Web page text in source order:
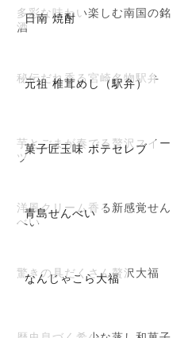
日南 焼酎
多彩な味わい楽しむ南国の銘
酒
元祖 椎茸めし（駅弁）
秘伝だれ香る宮崎名物駅弁
菓子匠玉味 ポテセレブ
芋とごまが奏でる贅沢スイー
ツ
青島せんべい
洋風クリーム香る新感覚せん
べい
なんじゃこら大福
驚きの具だくさん贅沢大福